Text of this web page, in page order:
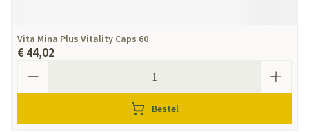
Vita Mina Plus Vitality Caps 60
€ 44,02
Bestel